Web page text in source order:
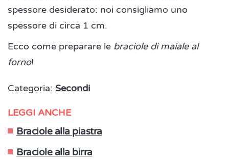
spessore desiderato: noi consigliamo uno
spessore di circa 1 cm.
Ecco come preparare le braciole di maiale al
forno!
Categoria: Secondi
LEGGI ANCHE
Braciole alla piastra
Braciole alla birra